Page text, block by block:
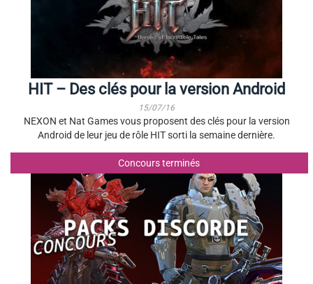
HIT – Des clés pour la version Android
15/07/16
NEXON et Nat Games vous proposent des clés pour la version
Android de leur jeu de rôle HIT sorti la semaine dernière.
Concours terminés